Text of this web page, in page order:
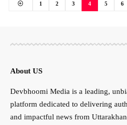
1 2 3 4 5 6
About US
Devbhoomi Media is a leading,
platform dedicated to delivering
and impactful news from